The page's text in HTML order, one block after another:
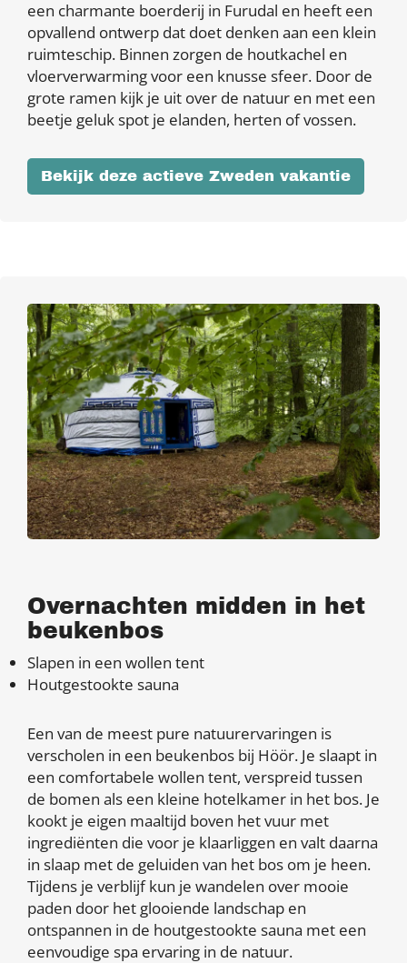
een charmante boerderij in Furudal en heeft een
opvallend ontwerp dat doet denken aan een klein
ruimteschip. Binnen zorgen de houtkachel en
vloerverwarming voor een knusse sfeer. Door de
grote ramen kijk je uit over de natuur en met een
beetje geluk spot je elanden, herten of vossen.
Bekijk deze actieve Zweden vakantie
Overnachten midden in het
beukenbos
Slapen in een wollen tent
Houtgestookte sauna
Een van de meest pure natuurervaringen is
verscholen in een beukenbos bij Höör. Je slaapt in
een comfortabele wollen tent, verspreid tussen
de bomen als een kleine hotelkamer in het bos. Je
kookt je eigen maaltijd boven het vuur met
ingrediënten die voor je klaarliggen en valt daarna
in slaap met de geluiden van het bos om je heen.
Tijdens je verblijf kun je wandelen over mooie
paden door het glooiende landschap en
ontspannen in de houtgestookte sauna met een
eenvoudige spa ervaring in de natuur.